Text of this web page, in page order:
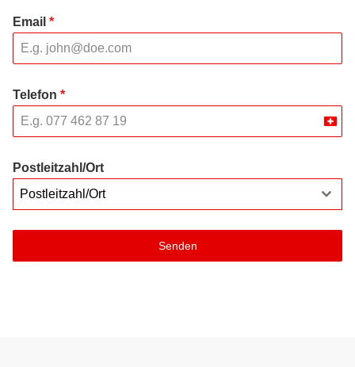
Email *
Telefon *
Postleitzahl/Ort
Postleitzahl/Ort
Senden